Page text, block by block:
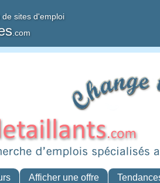
sites d'emploi
.com
Afficher une offre